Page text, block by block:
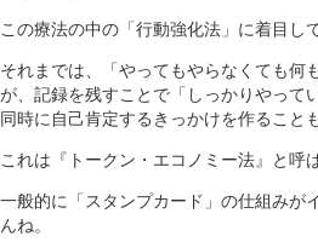
この療法の中の「行動強化法」に着目し
それまでは、「やってもやらなくても何
が、記録を残すことで「しっかりやって
同時に自己肯定するきっかけを作ること
これは『トークン・エコノミー法』と呼
一般的に「スタンプカード」の仕組みが
んね。